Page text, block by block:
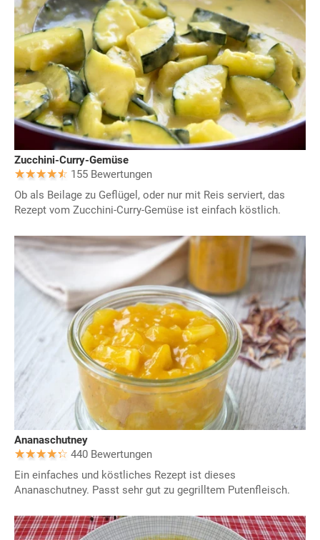
Zucchini-Curry-Gemüse
155 Bewertungen
Ob als Beilage zu Geflügel, oder nur mit Reis serviert, das
Rezept vom Zucchini-Curry-Gemüse ist einfach köstlich.
Ananaschutney
440 Bewertungen
Ein einfaches und köstliches Rezept ist dieses
Ananaschutney. Passt sehr gut zu gegrilltem Putenfleisch.